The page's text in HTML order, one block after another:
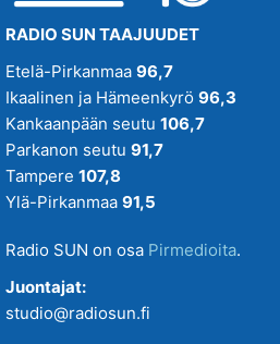
RADIO SUN TAAJUUDET
Etelä-Pirkanmaa 96,7
Ikaalinen ja Hämeenkyrö 96,3
Kankaanpään seutu 106,7
Parkanon seutu 91,7
Tampere 107,8
Ylä-Pirkanmaa 91,5
Radio SUN on osa Pirmedioita.
Juontajat:
studio@radiosun.fi